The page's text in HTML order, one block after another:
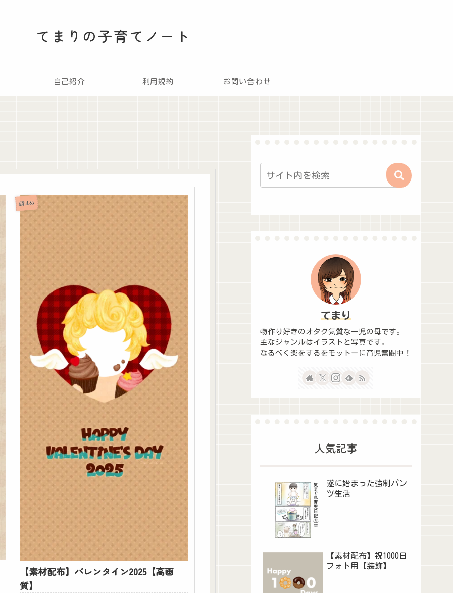
てまりの子育てノート
自己紹介 利用規約 お問い合わせ
顔はめ
【素材配布】バレンタイン2025【高画
質】
てまり
物作り好きのオタク気質な一児の母です。
主なジャンルはイラストと写真です。
なるべく楽をするをモットーに育児奮闘中！
人気記事
遂に始まった強制パン
ツ生活
【素材配布】祝1000日
フォト用【装飾】